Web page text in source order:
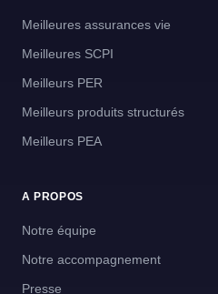
Meilleures assurances vie
Meilleures SCPI
Meilleurs PER
Meilleurs produits structurés
Meilleurs PEA
A PROPOS
Notre équipe
Notre accompagnement
Presse